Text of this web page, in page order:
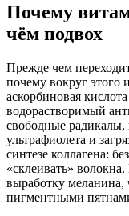
Почему
чём подвох
Прежде чем
почему вокруг этого
аскорбиновая
водорастворимый
свободные
ультрафиолета и
синтезе коллагена:
«склеивать»
выработку меланина,
пигментными